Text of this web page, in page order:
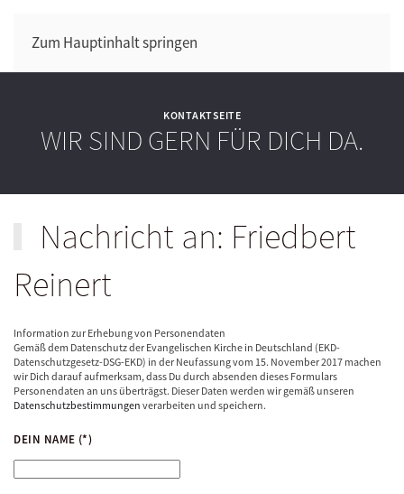
Zum Hauptinhalt springen
KONTAKTSEITE
WIR SIND GERN FÜR DICH DA.
Nachricht an: Friedbert
Reinert
Information zur Erhebung von Personendaten
Gemäß dem Datenschutz der Evangelischen Kirche in Deutschland (EKD-
Datenschutzgesetz-DSG-EKD) in der Neufassung vom 15. November 2017 machen
wir Dich darauf aufmerksam, dass Du durch absenden dieses Formulars
Personendaten an uns überträgst. Dieser Daten werden wir gemäß unseren
Datenschutzbestimmungen verarbeiten und speichern.
DEIN NAME (*)